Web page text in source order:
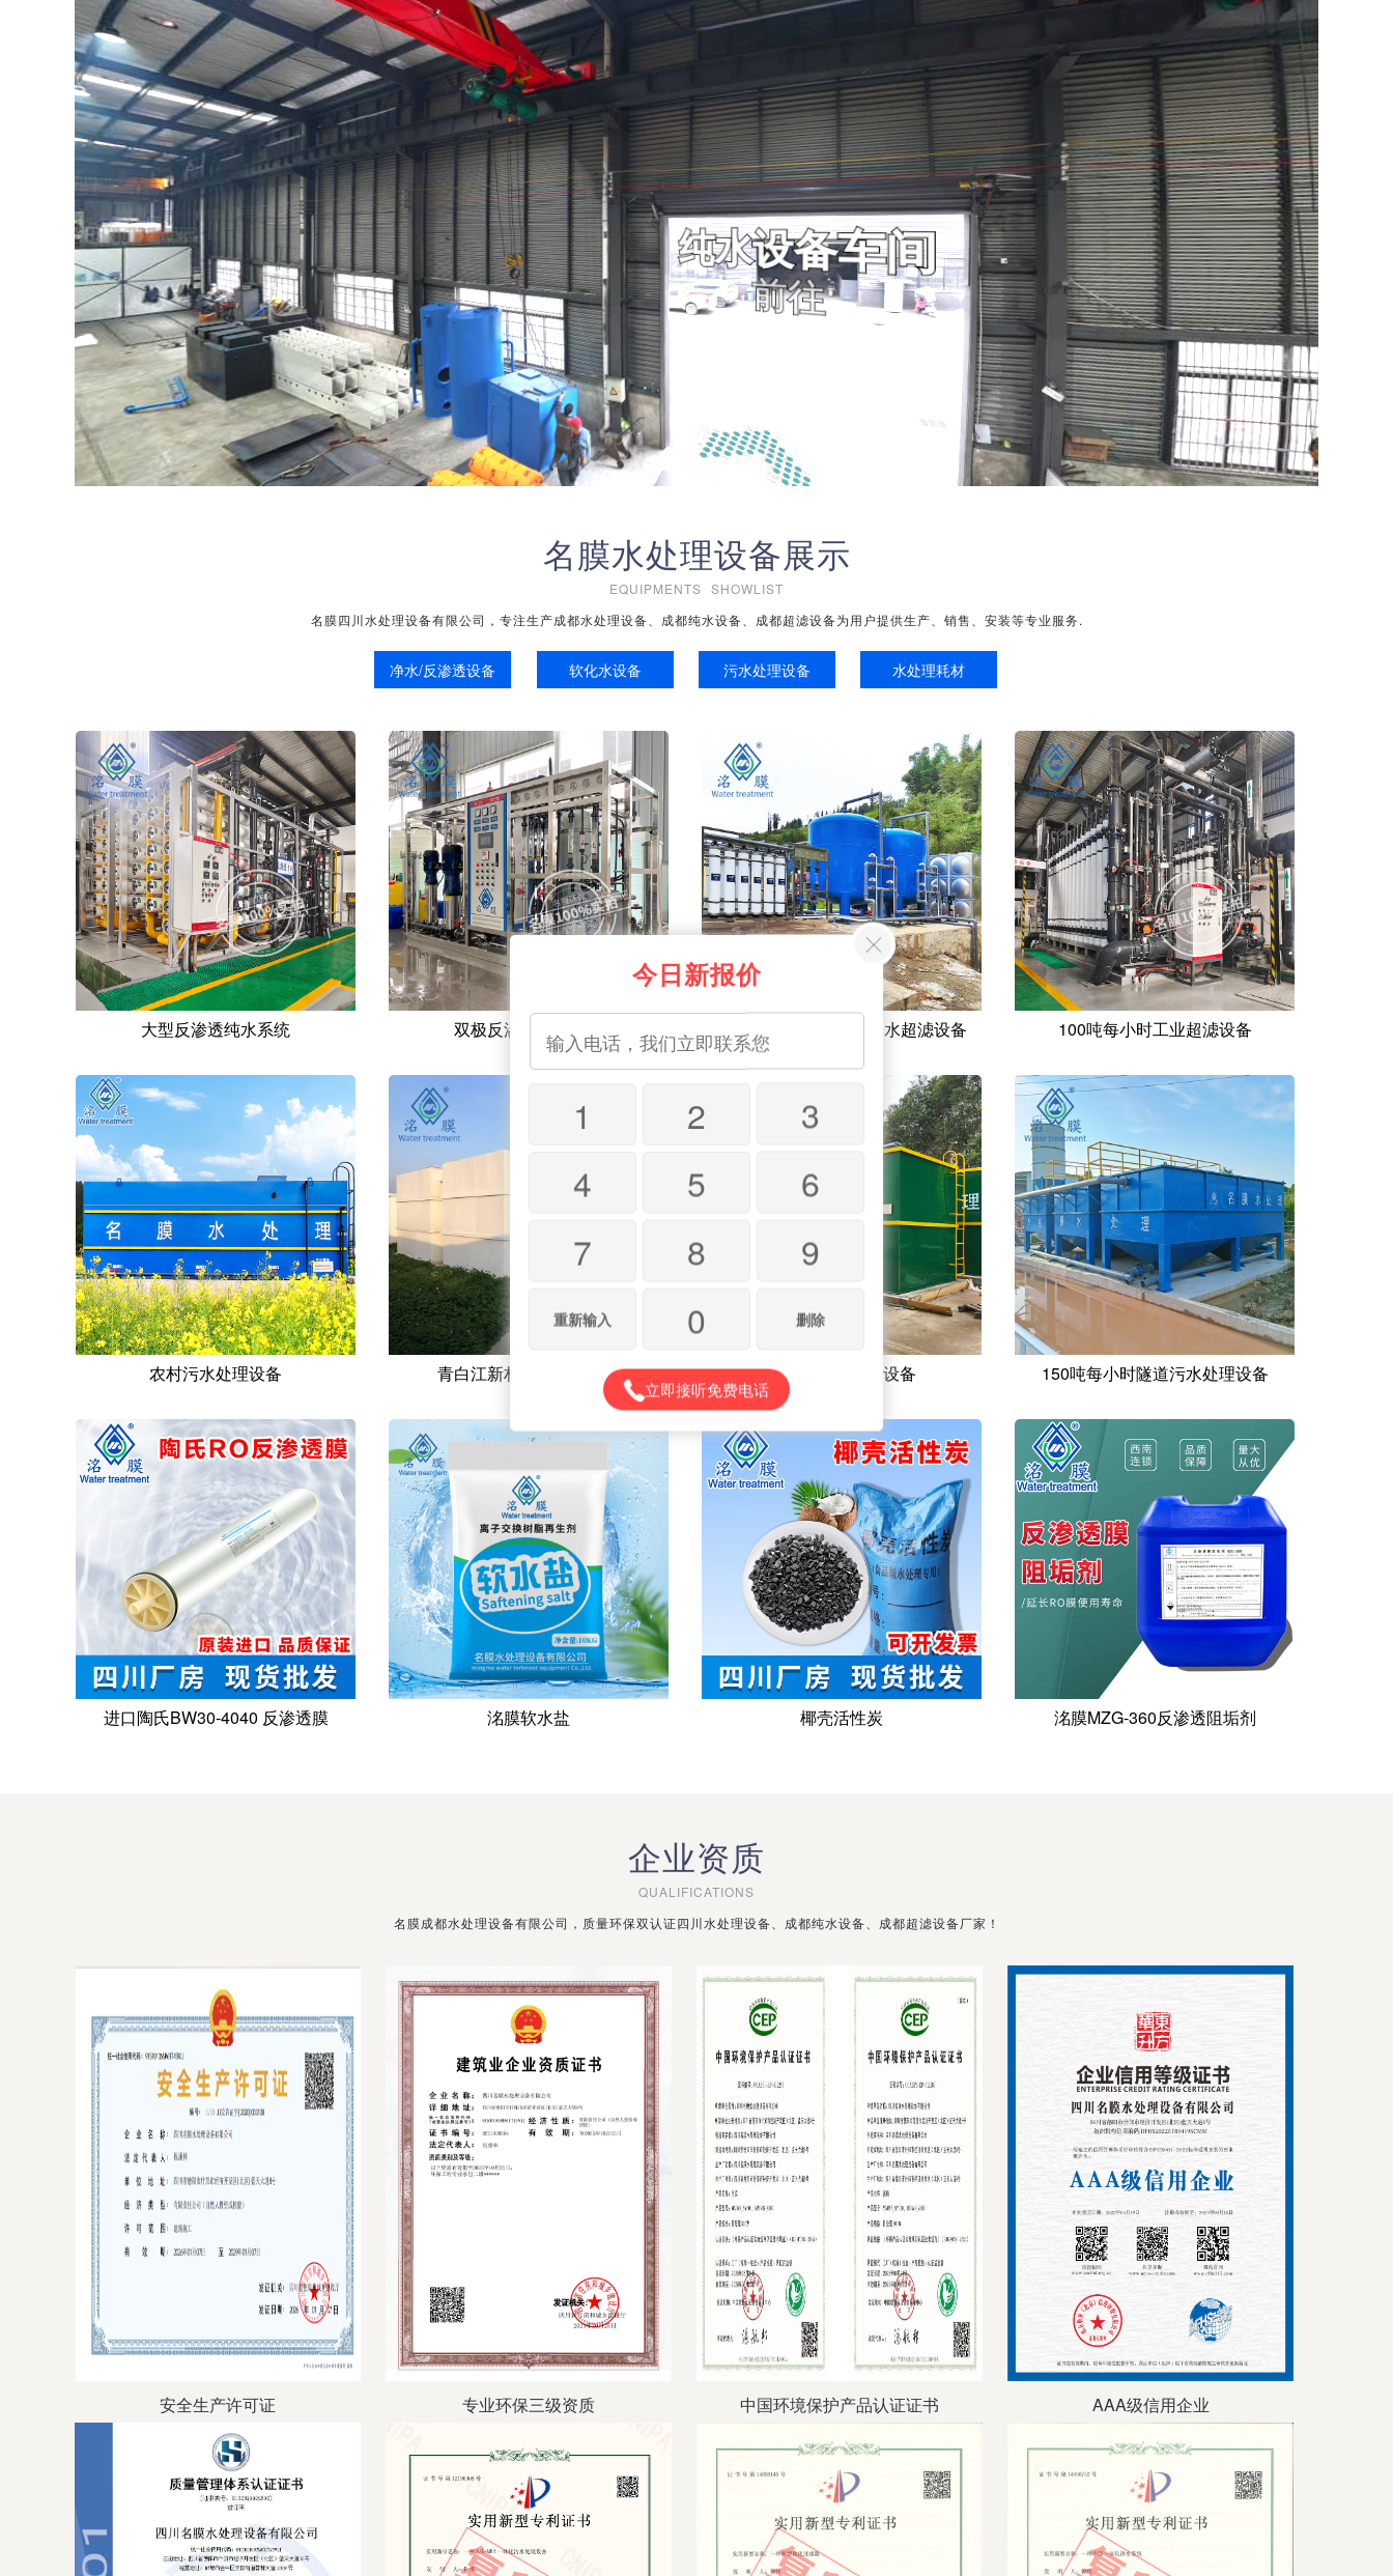
1 2 4
名膜水处理设备展示
EQUIPMENTS SHOWLIST
名膜四川水处理设备有限公司，专注生产成都水处理设备、成都纯水设备、成都超滤设备为用户提供生产、销售、安装等专业服务.
净水/反渗透设备 软化水设备 污水处理设备 水处理耗材
大型反渗透纯水系统 双极反渗透纯水设备 40吨每小时水库生活用水超滤设备 100吨每小时工业超滤设备
农村污水处理设备 青白江新村生活污水设备 食品厂污水处理设备 150吨每小时隧道污水处理设备
进口陶氏BW30-4040 反渗透膜 洺膜软水盐 椰壳活性炭 洺膜MZG-360反渗透阻垢剂
企业资质
QUALIFICATIONS
名膜成都水处理设备有限公司，质量环保双认证四川水处理设备、成都纯水设备、成都超滤设备厂家！
安全生产许可证 专业环保三级资质 中国环境保护产品认证证书 AAA级信用企业
今日新报价
1 2
3
4
5
6
7
8 9
重新输入 0 删除
立即接听免费电话